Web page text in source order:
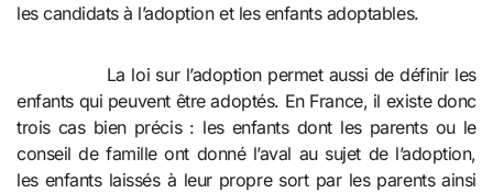
les candidats à l’adoption et les enfants adoptables.
La loi sur l’adoption permet aussi de définir les
enfants qui peuvent être adoptés. En France, il existe donc
trois cas bien précis : les enfants dont les parents ou le
conseil de famille ont donné l’aval au sujet de l’adoption,
les enfants laissés à leur propre sort par les parents ainsi